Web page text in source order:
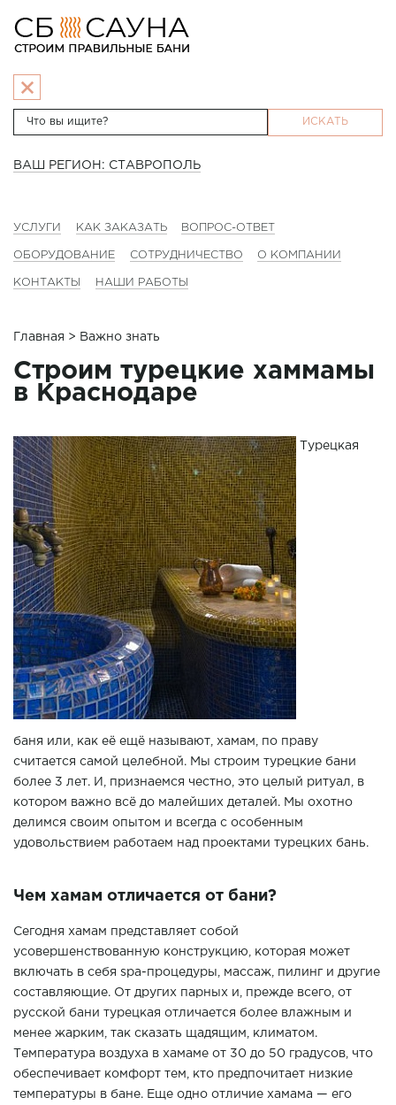
ИСКАТЬ
ВАШ РЕГИОН: СТАВРОПОЛЬ
УСЛУГИ КАК ЗАКАЗАТЬ ВОПРОС-ОТВЕТ
ОБОРУДОВАНИЕ СОТРУДНИЧЕСТВО О КОМПАНИИ
КОНТАКТЫ НАШИ РАБОТЫ
Главная > Важно знать
Строим турецкие хаммамы
в Краснодаре
Турецкая
баня или, как её ещё называют, хамам, по праву
считается самой целебной. Мы строим турецкие бани
более 3 лет. И, признаемся честно, это целый ритуал, в
котором важно всё до малейших деталей. Мы охотно
делимся своим опытом и всегда с особенным
удовольствием работаем над проектами турецких бань.
Чем хамам отличается от бани?
Сегодня хамам представляет собой
усовершенствованную конструкцию, которая может
включать в себя spa-процедуры, массаж, пилинг и другие
составляющие. От других парных и, прежде всего, от
русской бани турецкая отличается более влажным и
менее жарким, так сказать щадящим, климатом.
Температура воздуха в хамаме от 30 до 50 градусов, что
обеспечивает комфорт тем, кто предпочитает низкие
температуры в бане. Еще одно отличие хамама — его